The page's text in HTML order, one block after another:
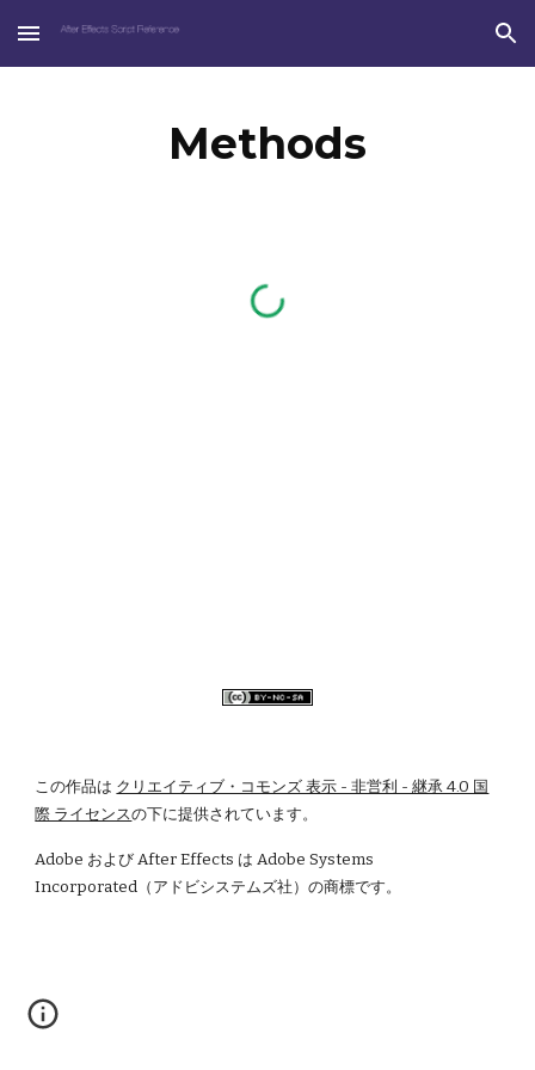
Skip to main content Skip to navigation
Methods
この作品は クリエイティブ・コモンズ 表示 - 非営利 - 継承 4.0 国
際 ライセンスの下に提供されています。
Adobe および After Effects は Adobe Systems
Incorporated（アドビシステムズ社）の商標です。